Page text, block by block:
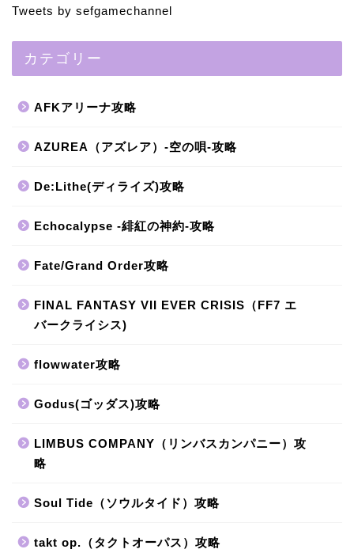
Tweets by sefgamechannel
カテゴリー
AFKアリーナ攻略
AZUREA（アズレア）-空の唄-攻略
De:Lithe(ディライズ)攻略
Echocalypse -緋紅の神約-攻略
Fate/Grand Order攻略
FINAL FANTASY VII EVER CRISIS（FF7 エ
バークライシス)
flowwater攻略
Godus(ゴッダス)攻略
LIMBUS COMPANY（リンバスカンパニー）攻
略
Soul Tide（ソウルタイド）攻略
takt op.（タクトオーパス）攻略